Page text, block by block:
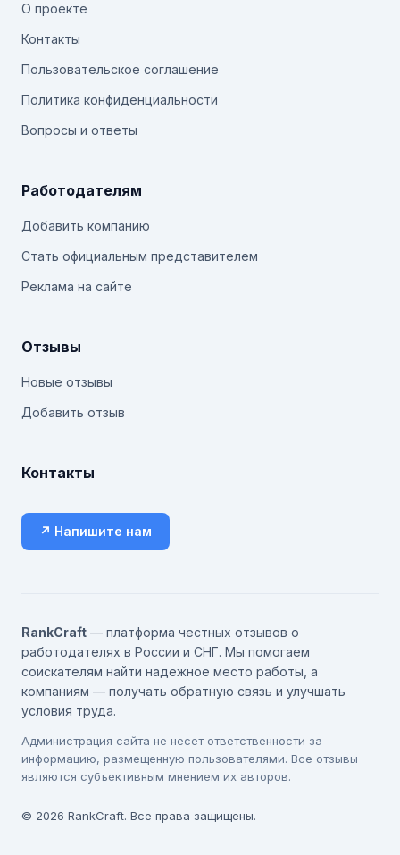
О проекте
Контакты
Пользовательское соглашение
Политика конфиденциальности
Вопросы и ответы
Работодателям
Добавить компанию
Стать официальным представителем
Реклама на сайте
Отзывы
Новые отзывы
Добавить отзыв
Контакты
↗ Напишите нам
RankCraft — платформа честных отзывов о
работодателях в России и СНГ. Мы помогаем
соискателям найти надежное место работы, а
компаниям — получать обратную связь и улучшать
условия труда.
Администрация сайта не несет ответственности за
информацию, размещенную пользователями. Все отзывы
являются субъективным мнением их авторов.
© 2026 RankCraft. Все права защищены.